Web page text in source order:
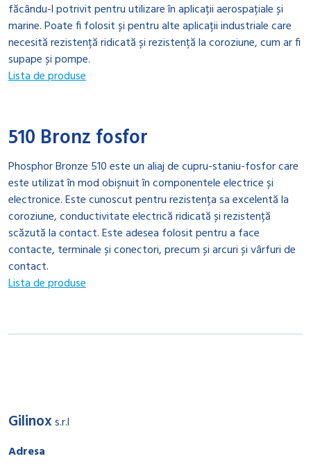
făcându-l potrivit pentru utilizare în aplicații aerospațiale și
marine. Poate fi folosit și pentru alte aplicații industriale care
necesită rezistență ridicată și rezistență la coroziune, cum ar fi
supape și pompe.
Lista de produse
510 Bronz fosfor
Phosphor Bronze 510 este un aliaj de cupru-staniu-fosfor care
este utilizat în mod obișnuit în componentele electrice și
electronice. Este cunoscut pentru rezistența sa excelentă la
coroziune, conductivitate electrică ridicată și rezistență
scăzută la contact. Este adesea folosit pentru a face
contacte, terminale și conectori, precum și arcuri și vârfuri de
contact.
Lista de produse
Gilinoxs.r.l
Adresa